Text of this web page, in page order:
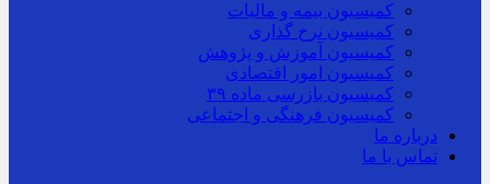
کمیسیون بیمه و مالیات
کمیسیون نرخ گذاری
کمیسیون آموزش و پژوهش
کمیسیون امور اقتصادی
کمیسیون بازرسی ماده ۳۹
کمیسیون فرهنگی و اجتماعی
درباره ما
تماس با ما